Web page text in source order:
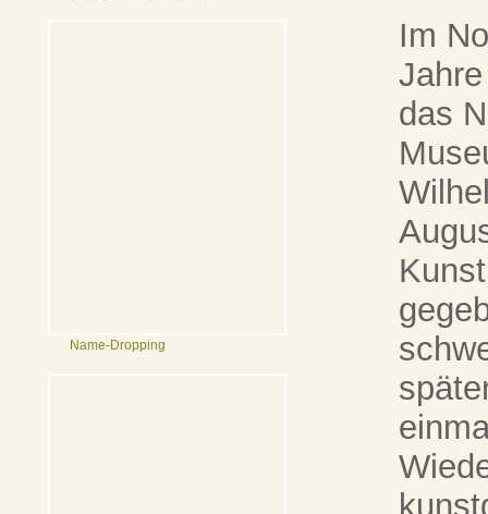
Name-Dropping
Im
das